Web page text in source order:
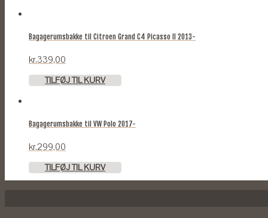
Bagagerumsbakke til Citroen Grand C4 Picasso II 2013-
kr.339,00
TILFØJ TIL KURV
Bagagerumsbakke til VW Polo 2017-
kr.299,00
TILFØJ TIL KURV